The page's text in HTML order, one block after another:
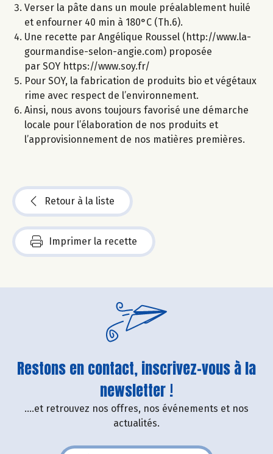
Verser la pâte dans un moule préalablement huilé
et enfourner 40 min à 180°C (Th.6).
Une recette par Angélique Roussel (http://www.la-
gourmandise-selon-angie.com) proposée
par SOY https://www.soy.fr/
Pour SOY, la fabrication de produits bio et végétaux
rime avec respect de l’environnement.
Ainsi, nous avons toujours favorisé une démarche
locale pour l’élaboration de nos produits et
l’approvisionnement de nos matières premières.
Retour à la liste
Imprimer la recette
Restons en contact, inscrivez-vous à la
newsletter !
....et retrouvez nos offres, nos événements et nos
actualités.